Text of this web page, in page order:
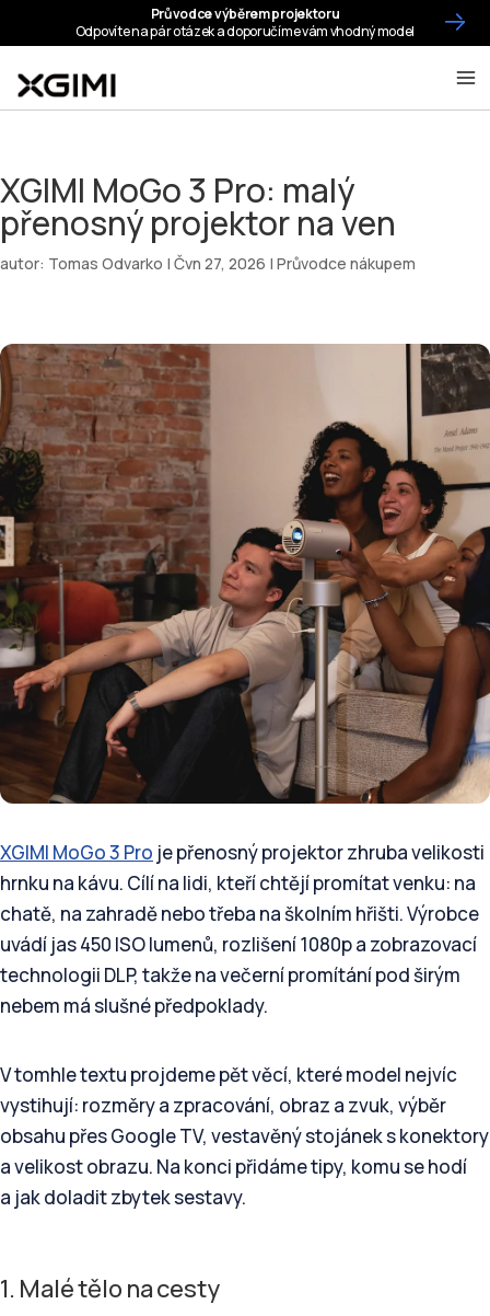
XGIMI MoGo 3 Pro: malý
přenosný projektor na ven
autor: Tomas Odvarko | Čvn 27, 2026 | Průvodce nákupem
XGIMI MoGo 3 Pro je přenosný projektor zhruba velikosti
hrnku na kávu. Cílí na lidi, kteří chtějí promítat venku: na
chatě, na zahradě nebo třeba na školním hřišti. Výrobce
uvádí jas 450 ISO lumenů, rozlišení 1080p a zobrazovací
technologii DLP, takže na večerní promítání pod širým
nebem má slušné předpoklady.
V tomhle textu projdeme pět věcí, které model nejvíc
vystihují: rozměry a zpracování, obraz a zvuk, výběr
obsahu přes Google TV, vestavěný stojánek s konektory
a velikost obrazu. Na konci přidáme tipy, komu se hodí
a jak doladit zbytek sestavy.
1. Malé tělo na cesty